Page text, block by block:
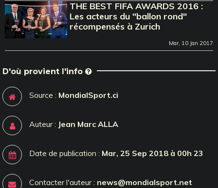
THE BEST FIFA AWARDS 2016 :
Les acteurs du "ballon rond"
récompensés à Zurich
Mar, 10 Jan 2017
D'où provient l'info
Source : MondialSport.ci
Auteur : Jean Marc ALLA
Date de publication : Mar, 25 Sep 2018 à 00h 23
Contacter l'auteur : news@mondialsport.net